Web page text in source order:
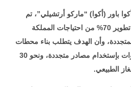
باور (أكوا) “ماركو أرتشيلي”، تم
تكليف الشركة بالمشاركة في تطوير 70% من احتياجات المملكة
وأن الهدف يتطلب بناء محطات
كهرباء بقدرة 60 إلى 80 جيجاوات بإستخدام مصادر متجددة، ونحو 30
الطبيعي.